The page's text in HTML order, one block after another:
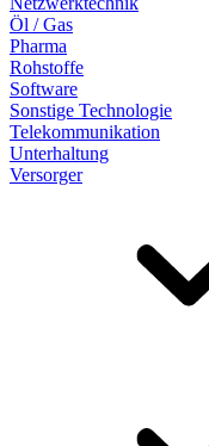
Öl / Gas
Pharma
Rohstoffe
Software
Sonstige Technologie
Telekommunikation
Unterhaltung
Versorger